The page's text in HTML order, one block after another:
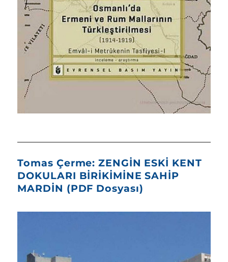
Tomas Çerme: ZENGİN ESKİ KENT
DOKULARI BİRİKİMİNE SAHİP
MARDİN (PDF Dosyası)